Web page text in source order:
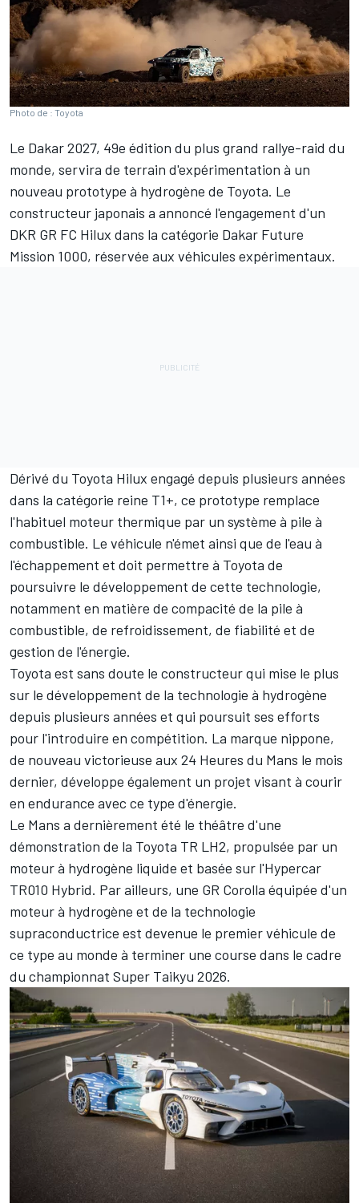
Photo de : Toyota
Le Dakar 2027, 49e édition du plus grand rallye-raid du
monde, servira de terrain d'expérimentation à un
nouveau prototype à hydrogène de Toyota. Le
constructeur japonais a annoncé l'engagement d'un
DKR GR FC Hilux dans la catégorie Dakar Future
Mission 1000, réservée aux véhicules expérimentaux.
Dérivé du Toyota Hilux engagé depuis plusieurs années
dans la catégorie reine T1+, ce prototype remplace
l'habituel moteur thermique par un système à pile à
combustible. Le véhicule n'émet ainsi que de l'eau à
l'échappement et doit permettre à Toyota de
poursuivre le développement de cette technologie,
notamment en matière de compacité de la pile à
combustible, de refroidissement, de fiabilité et de
gestion de l'énergie.
Toyota est sans doute le constructeur qui mise le plus
sur le développement de la technologie à hydrogène
depuis plusieurs années et qui poursuit ses efforts
pour l'introduire en compétition. La marque nippone,
de nouveau victorieuse aux 24 Heures du Mans le mois
dernier, développe également un projet visant à courir
en endurance avec ce type d'énergie.
Le Mans a dernièrement été le théâtre d'une
démonstration de la Toyota TR LH2, propulsée par un
moteur à hydrogène liquide et basée sur l'Hypercar
TR010 Hybrid. Par ailleurs, une GR Corolla équipée d'un
moteur à hydrogène et de la technologie
supraconductrice est devenue le premier véhicule de
ce type au monde à terminer une course dans le cadre
du championnat Super Taikyu 2026.